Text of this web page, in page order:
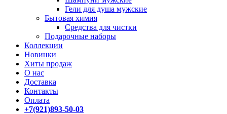
Гели для душа мужские
Бытовая химия
Средства для чистки
Подарочные наборы
Коллекции
Новинки
Хиты продаж
О нас
Доставка
Контакты
Оплата
+7(921)893-50-03